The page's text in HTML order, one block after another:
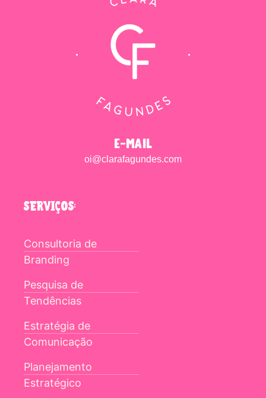
e-mail
oi@clarafagundes.com
SERVIÇOS:
Consultoria de
Branding
Pesquisa de
Tendências
Estratégia de
Comunicação
Planejamento
Estratégico